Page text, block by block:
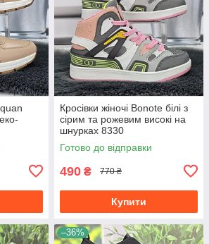
Кросівки жіночі Bonote білі з
сірим та рожевим високі на
шнурках 8330
Готово до відправки
490 ₴ 770 ₴
Купити
–36%